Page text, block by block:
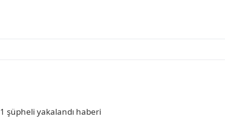
şüpheli yakalandı haberi